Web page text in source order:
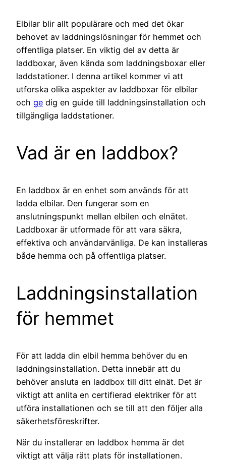
Elbilar blir allt populärare och med det ökar
behovet av laddningslösningar för hemmet och
offentliga platser. En viktig del av detta är
laddboxar, även kända som laddningsboxar eller
laddstationer. I denna artikel kommer vi att
utforska olika aspekter av laddboxar för elbilar
och ge dig en guide till laddningsinstallation och
tillgängliga laddstationer.
Vad är en laddbox?
En laddbox är en enhet som används för att
ladda elbilar. Den fungerar som en
anslutningspunkt mellan elbilen och elnätet.
Laddboxar är utformade för att vara säkra,
effektiva och användarvänliga. De kan installeras
både hemma och på offentliga platser.
Laddningsinstallation
för hemmet
För att ladda din elbil hemma behöver du en
laddningsinstallation. Detta innebär att du
behöver ansluta en laddbox till ditt elnät. Det är
viktigt att anlita en certifierad elektriker för att
utföra installationen och se till att den följer alla
säkerhetsföreskrifter.
När du installerar en laddbox hemma är det
viktigt att välja rätt plats för installationen.